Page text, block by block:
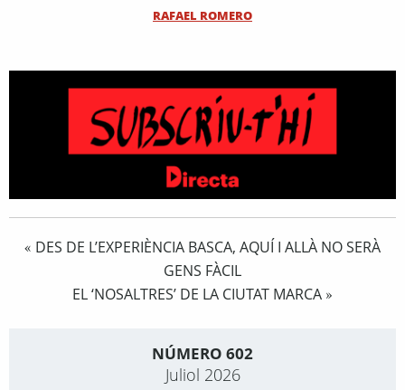
RAFAEL ROMERO
« DES DE L’EXPERIÈNCIA BASCA, AQUÍ I ALLÀ NO SERÀ
GENS FÀCIL
EL ‘NOSALTRES’ DE LA CIUTAT MARCA »
NÚMERO 602
Juliol 2026